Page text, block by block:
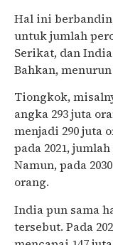
Hal ini
untuk jumlah
Serikat, dan
Bahkan,
Tiongkok,
angka 293 juta
menjadi 290 juta
pada 2021,
Namun, pada
orang.
India pun sama
tersebut. Pada